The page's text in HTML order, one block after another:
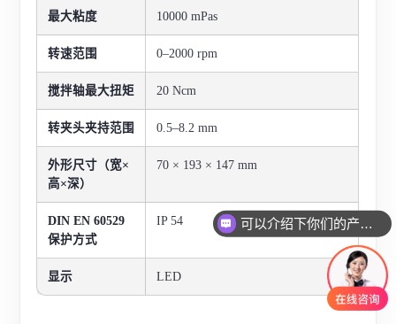
最大粘度 10000 mPas
转速范围 0–2000 rpm
搅拌轴最大扭矩 20 Ncm
转夹头夹持范围 0.5–8.2 mm
外形尺寸（宽×
高×深）
70 × 193 × 147 mm
DIN EN 60529
保护方式
IP 54
显示 LED
可以介绍下你们的产品么